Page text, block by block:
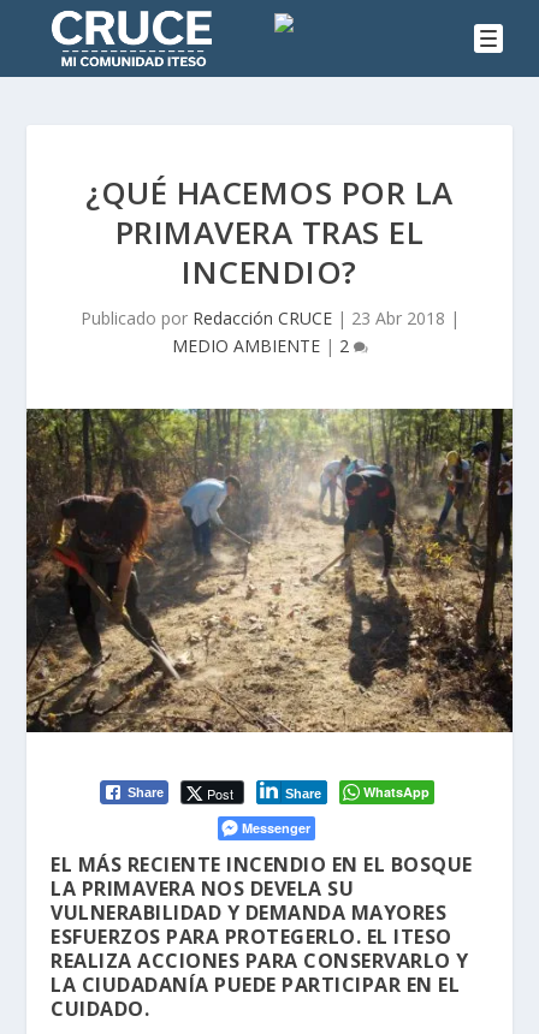
¿QUÉ HACEMOS POR LA
PRIMAVERA TRAS EL
INCENDIO?
Publicado por Redacción CRUCE| 23 Abr 2018 |
MEDIO AMBIENTE| 2
Share Post Share
WhatsApp
Messenger
EL MÁS RECIENTE INCENDIO EN EL BOSQUE
LA PRIMAVERA NOS DEVELA SU
VULNERABILIDAD Y DEMANDA MAYORES
ESFUERZOS PARA PROTEGERLO. EL ITESO
REALIZA ACCIONES PARA CONSERVARLO Y
LA CIUDADANÍA PUEDE PARTICIPAR EN EL
CUIDADO.